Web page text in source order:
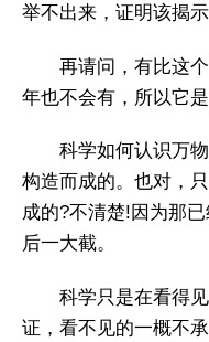
举不出来，证明该揭
再请问，有比这
年也不会有，所以它是
科学如何认识万
构造而成的。也对，
成的?不清楚!因为那
后一大截。
科学只是在看得
证，看不见的一概不承